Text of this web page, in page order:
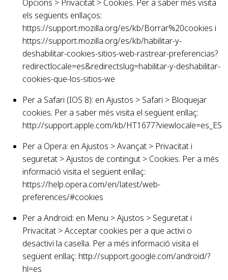
Opcions > Privacitat > Cookies. Per a saber més visita
els següents enllaços:
https://support.mozilla.org/es/kb/Borrar%20cookies i
https://support.mozilla.org/es/kb/habilitar-y-
deshabilitar-cookies-sitios-web-rastrear-preferencias?
redirectlocale=es&redirectslug=habilitar-y-deshabilitar-
cookies-que-los-sitios-we
Per a Safari (IOS 8): en Ajustos > Safari > Bloquejar
cookies. Per a saber més visita el següent enllaç:
http://support.apple.com/kb/HT1677?viewlocale=es_ES
Per a Opera: en Ajustos > Avançat > Privacitat i
seguretat > Ajustos de contingut > Cookies. Per a més
informació visita el següent enllaç:
https://help.opera.com/en/latest/web-
preferences/#cookies
Per a Android: en Menu > Ajustos > Seguretat i
Privacitat > Acceptar cookies per a que activi o
desactivi la casella. Per a més informació visita el
següent enllaç: http://support.google.com/android/?
hl=es